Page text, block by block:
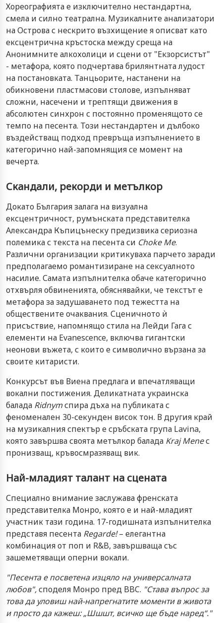
Хореографията е изключително нестандартна,
смела и силно театрална. Музикалните анализатори
на Острова с нескрито възхищение я описват като
ексцентрична кръстоска между среща на
Анонимните алкохолици и сцени от "Екзорсистът"
- метафора, която подчертава брилянтната лудост
на постановката. Танцьорите, настанени на
обикновени пластмасови столове, изпълняват
сложни, насечени и трептящи движения в
абсолютен синхрон с постоянно променящото се
темпо на песента. Този нестандартен и дълбоко
въздействащ подход превръща изпълнението в
категорично най-запомнящия се момент на
вечерта.
Скандали, рекорди и метълкор
Докато България залага на визуална
ексцентричност, румънската представителка
Александра Къпицънеску предизвика сериозна
полемика с текста на песента си Choke Me.
Различни организации критикуваха парчето заради
предполагаемо романтизиране на сексуалното
насилие. Самата изпълнителка обаче категорично
отхвърля обвиненията, обяснявайки, че текстът е
метафора за задушаването под тежестта на
обществените очаквания. Сценичното ѝ
присъствие, напомнящо стила на Лейди Гага с
елементи на Evanescence, включва гигантски
неонови въжета, с които е символично вързана за
своите китаристи.
Конкурсът във Виена предлага и впечатляващи
вокални постижения. Деликатната украинска
балада Ridnymспира дъха на публиката с
феноменален 30-секунден висок тон. В другия край
на музикалния спектър е сръбската група Lavina,
която завършва своята метълкор балада Kraj Meneс
пронизващ, кръвосмразяващ вик.
Най-младият талант на сцената
Специално внимание заслужава френската
представителка Монро, която е и най-младият
участник тази година. 17-годишната изпълнителка
представя песента Regarde!– елегантна
комбинация от поп и R&B, завършваща със
зашеметяващи оперни вокали.
"Песента е посветена изцяло на универсалната
любов",споделя Монро пред BBC. "Става въпрос за
това да уловиш най-напрегнатите моменти в живота
и просто да кажеш: „Шшшт, всичко ще бъде наред“."